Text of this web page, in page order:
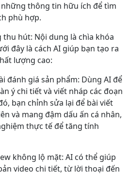
thông tin hữu ích để tìm
phù hợp.
thu hút: Nội dung là chìa khóa
đây là cách AI giúp bạn tạo ra
lượng cao:
đánh giá sản phẩm: Dùng AI để
ý chi tiết và viết nháp các đoạn
bạn chỉnh sửa lại để bài viết
và mang đậm dấu ấn cá nhân,
thực tế để tăng tính
không lộ mặt: AI có thể giúp
video chi tiết, từ lời thoại đến